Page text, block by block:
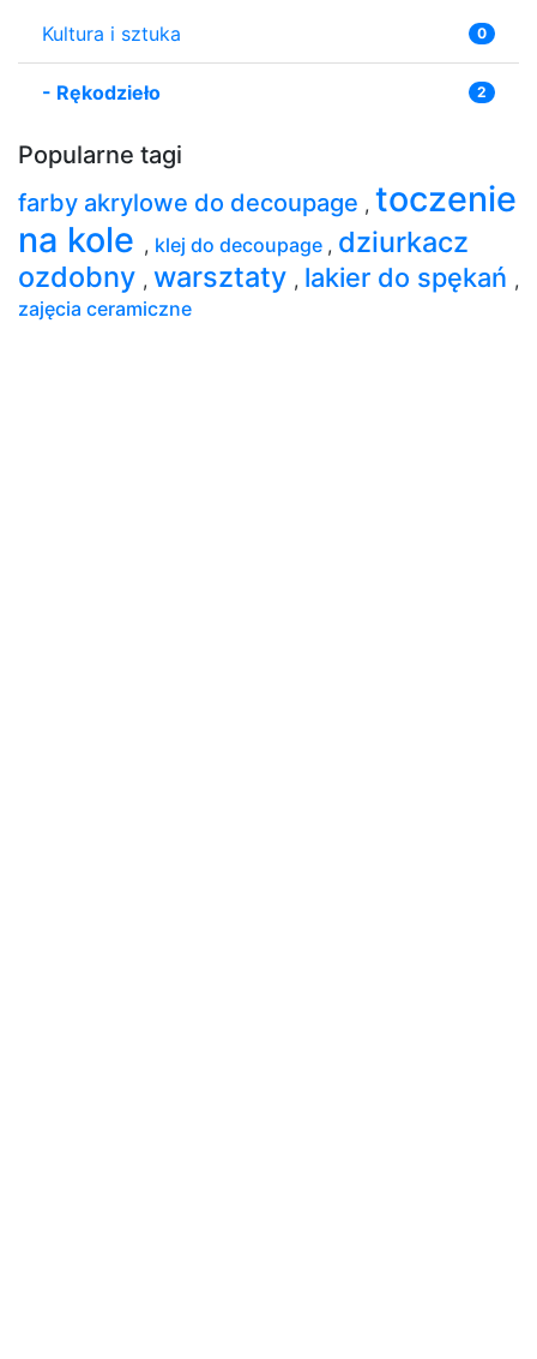
Kultura i sztuka 0
- Rękodzieło 2
Popularne tagi
farby akrylowe do decoupage , toczenie
na kole , klej do decoupage , dziurkacz
ozdobny , warsztaty , lakier do spękań ,
zajęcia ceramiczne